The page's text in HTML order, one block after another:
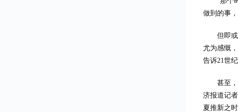
做到的事
但即
尤为感慨
告诉21世
甚至
济报道记
夏推新之